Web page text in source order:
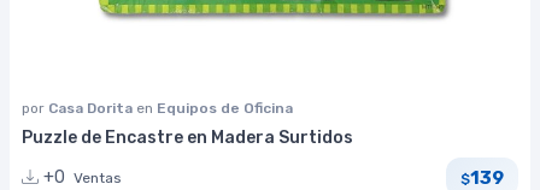
por Casa Dorita en Equipos de Oficina
Puzzle de Encastre en Madera Surtidos
+0 Ventas $139